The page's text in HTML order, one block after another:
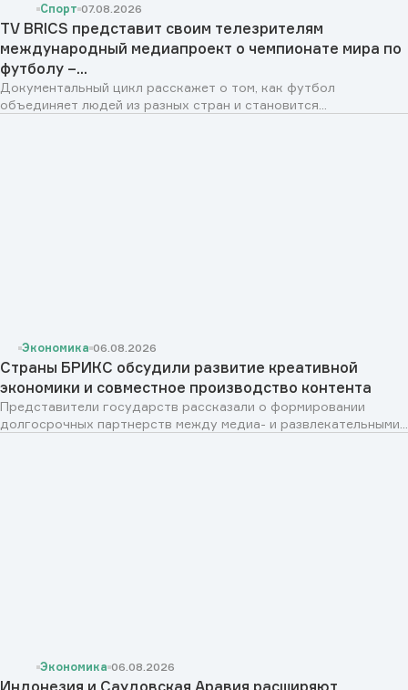
Спорт 07.08.2026
TV BRICS представит своим телезрителям
международный медиапроект о чемпионате мира по
футболу –...
Документальный цикл расскажет о том, как футбол
объединяет людей из разных стран и становится...
Экономика 06.08.2026
Страны БРИКС обсудили развитие креативной
экономики и совместное производство контента
Представители государств рассказали о формировании
долгосрочных партнерств между медиа- и развлекательными...
Экономика 06.08.2026
Индонезия и Саудовская Аравия расширяют